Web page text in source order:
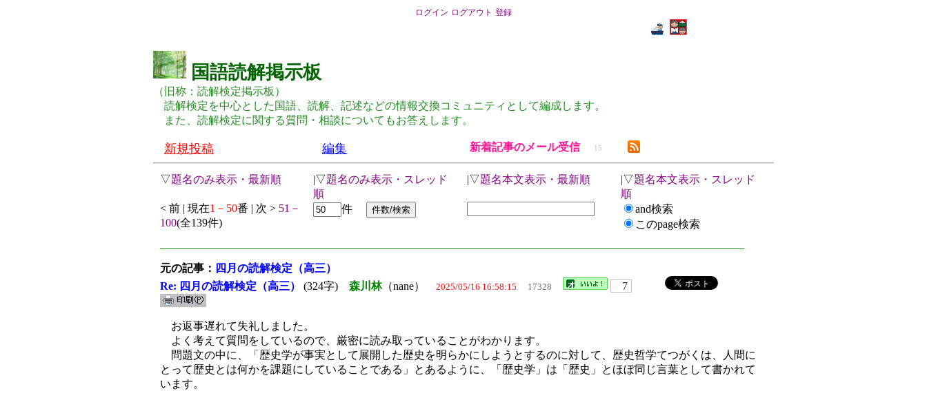
ログイン ログアウト 登録
国語読解掲示板
（旧称：読解検定掲示板）
読解検定を中心とした国語、読解、記述などの情報交換コミュニティとして編成します。
また、読解検定に関する質問・相談についてもお答えします。
新規投稿 編集 新着記事のメール受信 15
▽題名のみ表示・最新順 |▽題名のみ表示・スレッド
順
|▽題名本文表示・最新順 |▽題名本文表示・スレッド
順
< 前 | 現在1－50番 | 次 > 51－
100(全139件)
件
and検索
このpage検索
元の記事： 四月の読解検定（高三）
Re: 四月の読解検定（高三）
(324字) 森川林（nane） 2025/05/16 16:58:15 17328 7
お返事遅れて失礼しました。
よく考えて質問をしているので、厳密に読み取っていることがわかります。
問題文の中に、「歴史学が事実として展開した歴史を明らかにしようとするのに対して、歴史哲学てつがくは、人間に
とって歴史とは何かを課題にしていることである」とあるように、「歴史学」は「歴史」とほぼ同じ言葉として書かれて
います。